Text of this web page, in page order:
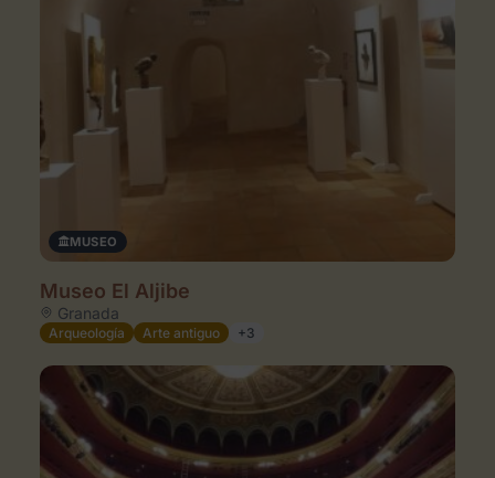
MUSEO
Museo El Aljibe
Granada
Arqueología Arte antiguo +3